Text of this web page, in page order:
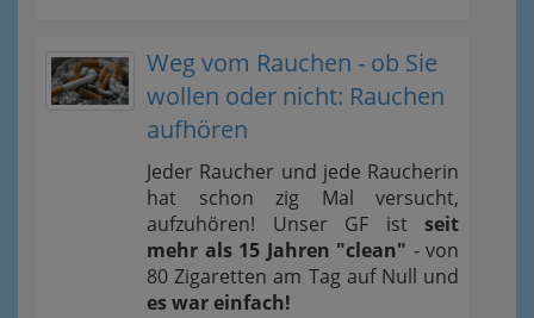
Weg vom Rauchen - ob Sie
wollen oder nicht: Rauchen
aufhören
Jeder Raucher und jede Raucherin
hat schon zig Mal versucht,
aufzuhören! Unser GF ist seit
mehr als 15 Jahren "clean" - von
80 Zigaretten am Tag auf Null und
es war einfach!